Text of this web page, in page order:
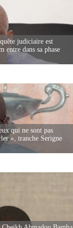
judiciaire est
entre dans sa phase
qui ne sont pas
», tranche Serigne